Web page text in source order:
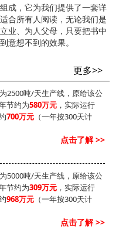
组成，它为我们提供了一套详
合所有人阅读，无论我们是
业、为人父母，只要把书中
意想不到的效果。
更多>>
2500吨/天生产线，原给该公
节约为580万元 ，实际运行
700万元 （一年按300天计
点击了解 >>
5000吨/天生产线，原给该公
节约为309万元 ，实际运行
968万元 （一年按300天计
点击了解 >>